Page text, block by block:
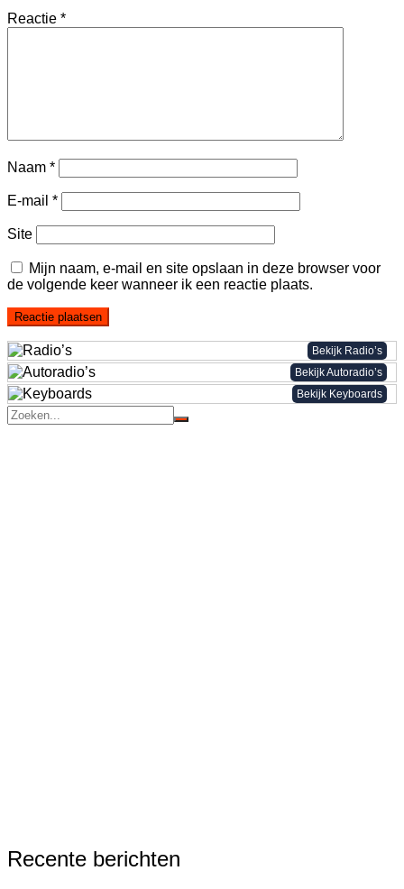
Reactie *
Naam *
E-mail *
Site
Mijn naam, e-mail en site opslaan in deze browser voor
de volgende keer wanneer ik een reactie plaats.
Bekijk Radio’s
Bekijk Autoradio’s
Bekijk Keyboards
Recente berichten